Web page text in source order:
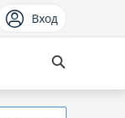
Вход